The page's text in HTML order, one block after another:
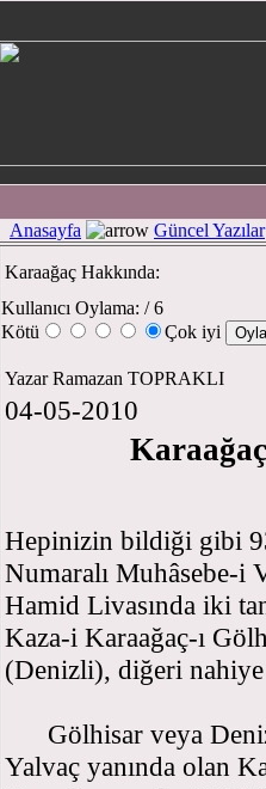
Anasayfa Güncel Yazılar
Karaağaç Hakkında:
Kullanıcı Oylama: / 6
Kötü
Çok iyi
Yazar Ramazan TOPRAKLI
04-05-2010
Karaağaç
Hepinizin bildiği gibi
Numaralı Muhâsebe-i
Hamid Livasında iki
Kaza-i Karaağaç-ı
(Denizli), diğeri nahiye
Gölhisar veya
Yalvaç yanında olan